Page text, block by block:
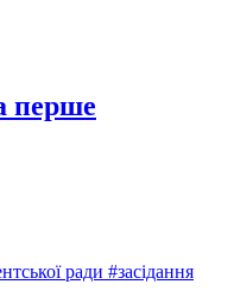
перше
ради #засідання